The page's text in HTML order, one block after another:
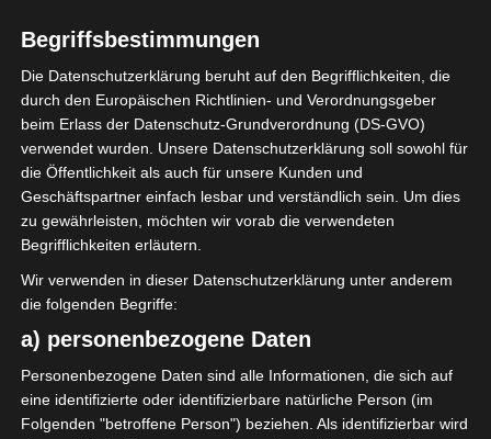
Union Sportive
Monastirienne
(USMO) 1
ENDERGEBNIS
Stade Hammadi Agrebi (Stadion des 14
Januar)
TORE
A. Boutiche
Tor
H. Labidi
86'
Begriffsbestimmungen
Die Datenschutzerklärung beruht auf den Begrifflichkeiten, die
durch den Europäischen Richtlinien- und Verordnungsgeber
beim Erlass der Datenschutz-Grundverordnung (DS-GVO)
verwendet wurden. Unsere Datenschutzerklärung soll sowohl für
die Öffentlichkeit als auch für unsere Kunden und
Geschäftspartner einfach lesbar und verständlich sein. Um dies
zu gewährleisten, möchten wir vorab die verwendeten
Begrifflichkeiten erläutern.
Wir verwenden in dieser Datenschutzerklärung unter anderem
die folgenden Begriffe:
a) personenbezogene Daten
Personenbezogene Daten sind alle Informationen, die sich auf
eine identifizierte oder identifizierbare natürliche Person (im
Folgenden "betroffene Person") beziehen. Als identifizierbar wird